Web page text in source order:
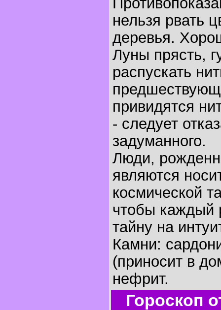
нельзя рвать
деревья.
Луны прясть,
распускать
привидятся
- следует
задуманного.
Люди,
являются
космической
чтобы каждый
тайну на
Камни:
(приносит в
нефрит.
Гороскоп